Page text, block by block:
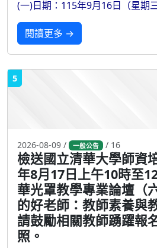
(一)日期：115年9月16日（星期
閱讀更多 →
5
2026-08-09 / 一般公告 / 16
檢送國立清華大學師資
年8月17日上午10時至
華光罩教學專業論壇（
的好老師：教師素養與
請鼓勵相關教師踴躍報
照。